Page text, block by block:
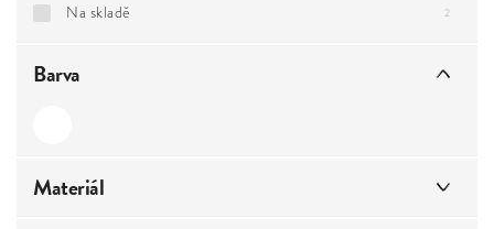
Na skladě 2
Barva
Materiál